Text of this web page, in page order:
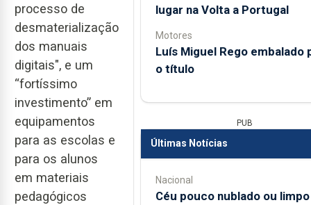
processo de
desmaterialização
dos manuais
digitais", e um
“fortíssimo
investimento” em
equipamentos
para as escolas e
para os alunos
em materiais
pedagógicos
lugar na Volta a Portugal
Motores
Luís Miguel Rego embalado
o título
PUB
Últimas Notícias
Nacional
Céu pouco nublado ou limpo